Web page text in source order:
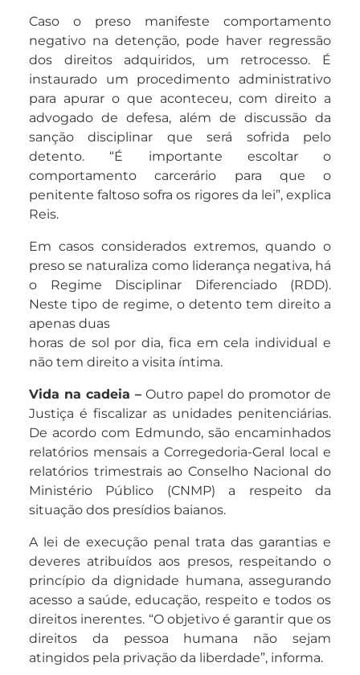
Caso o preso manifeste comportamento
negativo na detenção, pode haver regressão
dos direitos adquiridos, um retrocesso. É
instaurado um procedimento administrativo
para apurar o que aconteceu, com direito a
advogado de defesa, além de discussão da
sanção disciplinar que será sofrida pelo
detento. “É importante escoltar o
comportamento carcerário para que o
penitente faltoso sofra os rigores da lei”, explica
Reis.
Em casos considerados extremos, quando o
preso se naturaliza como liderança negativa, há
o Regime Disciplinar Diferenciado (RDD).
Neste tipo de regime, o detento tem direito a
apenas duas
horas de sol por dia, fica em cela individual e
não tem direito a visita íntima.
Vida na cadeia – Outro papel do promotor de
Justiça é fiscalizar as unidades penitenciárias.
De acordo com Edmundo, são encaminhados
relatórios mensais a Corregedoria-Geral local e
relatórios trimestrais ao Conselho Nacional do
Ministério Público (CNMP) a respeito da
situação dos presídios baianos.
A lei de execução penal trata das garantias e
deveres atribuídos aos presos, respeitando o
princípio da dignidade humana, assegurando
acesso a saúde, educação, respeito e todos os
direitos inerentes. “O objetivo é garantir que os
direitos da pessoa humana não sejam
atingidos pela privação da liberdade”, informa.